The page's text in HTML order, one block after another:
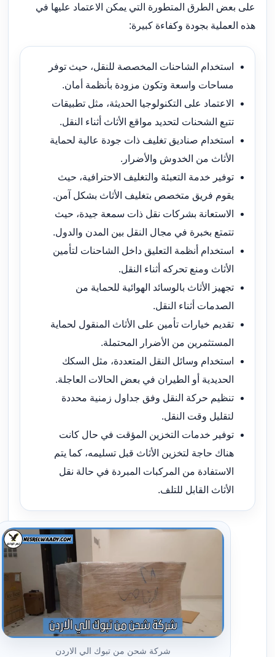
على بعض الطرق المتطورة التي يمكن الاعتماد عليها في
هذه العملية بجودة وكفاءة كبيرة:
استخدام الشاحنات المخصصة للنقل، حيث توفر
مساحات واسعة وتكون مزودة بأنظمة أمان.
الاعتماد على التكنولوجيا الحديثة، مثل تطبيقات
تتبع الشحنات لتحديد مواقع الأثاث أثناء النقل.
استخدام صناديق تغليف ذات جودة عالية لحماية
الأثاث من الخدوش والأضرار.
توفير خدمة التعبئة والتغليف الاحترافية، حيث
يقوم فريق متخصص بتغليف الأثاث بشكل آمن.
الاستعانة بشركات نقل ذات سمعة جيدة، حيث
تتمتع بخبرة في مجال النقل بين المدن والدول.
استخدام أنظمة التعليق داخل الشاحنات لتأمين
الأثاث ومنع تحركه أثناء النقل.
تجهيز الأثاث بالوسائد الهوائية للحماية من
الصدمات أثناء النقل.
تقديم خيارات تأمين على الأثاث المنقول لحماية
المستثمرين من الأضرار المحتملة.
استخدام وسائل النقل المتعددة، مثل السكك
الحديدية أو الطيران في بعض الحالات العاجلة.
تنظيم حركة النقل وفق جداول زمنية محددة
لتقليل وقت النقل.
توفير خدمات التخزين المؤقت في حال كانت
هناك حاجة لتخزين الأثاث قبل تسليمه، كما يتم
الاستفادة من المركبات المبردة في حالة نقل
الأثاث القابل للتلف.
شركة شحن من تبوك الي الاردن